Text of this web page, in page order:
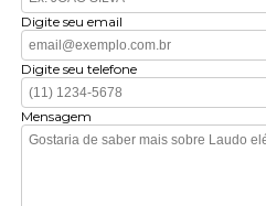
Digite seu email
Digite seu telefone
Mensagem